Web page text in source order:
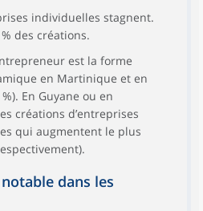
individuelles stagnent.
des créations.
est la forme
en Martinique et en
En Guyane ou en
créations d’entreprises
qui augmentent le plus
dans les